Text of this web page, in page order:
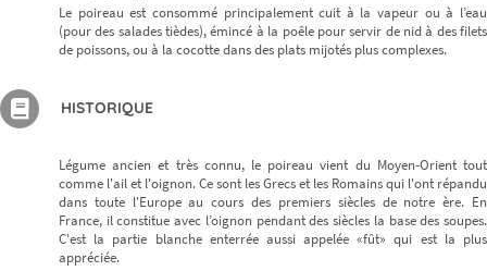
Le poireau est consommé principalement cuit à la vapeur ou à l’eau
(pour des salades tièdes), émincé à la poêle pour servir de nid à des filets
de poissons, ou à la cocotte dans des plats mijotés plus complexes.
HISTORIQUE
Légume ancien et très connu, le poireau vient du Moyen-Orient tout
comme l'ail et l'oignon. Ce sont les Grecs et les Romains qui l'ont répandu
dans toute l'Europe au cours des premiers siècles de notre ère. En
France, il constitue avec l’oignon pendant des siècles la base des soupes.
C'est la partie blanche enterrée aussi appelée «fût» qui est la plus
appréciée.